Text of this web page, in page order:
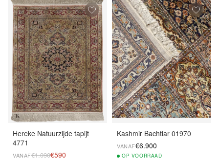
Hereke Natuurzijde tapijt
4771
VANAF€1.090€590
Kashmir Bachtiar 01970
VANAF€6.900
OP VOORRAAD